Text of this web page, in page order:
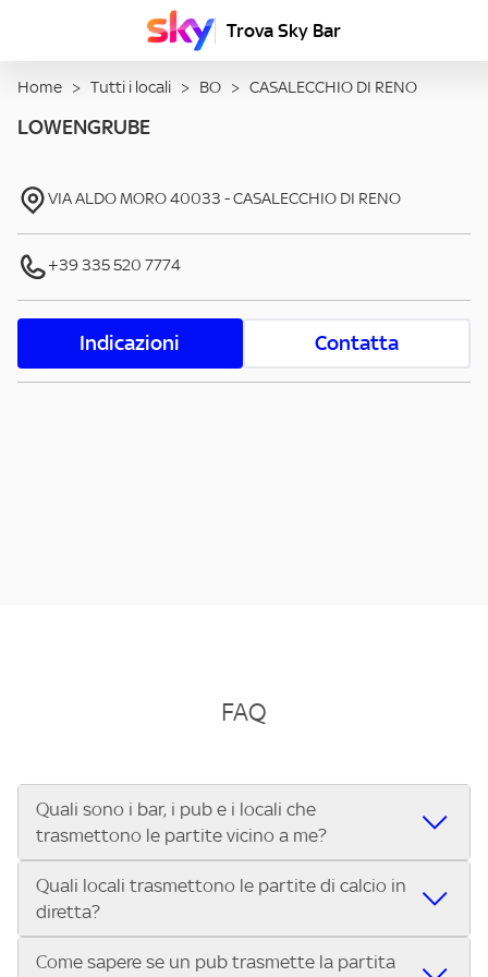
Trova Sky Bar
Home > Tutti i locali > BO > CASALECCHIO DI RENO
LOWENGRUBE
VIA ALDO MORO40033 -CASALECCHIO DI RENO
+39 335 520 7774
Indicazioni Contatta
FAQ
Quali sono i bar, i pub e i locali che
trasmettono le partite vicino a me?
Se cerchi un bar, pub, ristorante o locale vicino a te per
vedere le partite di Serie A ENILIVE, la Serie C Sky Wifi, la
UEFA Champions League, la UEFA Europa League, la UEFA
Conference League, il Tennis, la Formula 1®, la MotoGP™ e
Quali locali trasmettono le partite di calcio in
diretta?
Vuoi sapere quali bar, pub o ristoranti mostrano le partite
Come sapere se un pub trasmette la partita